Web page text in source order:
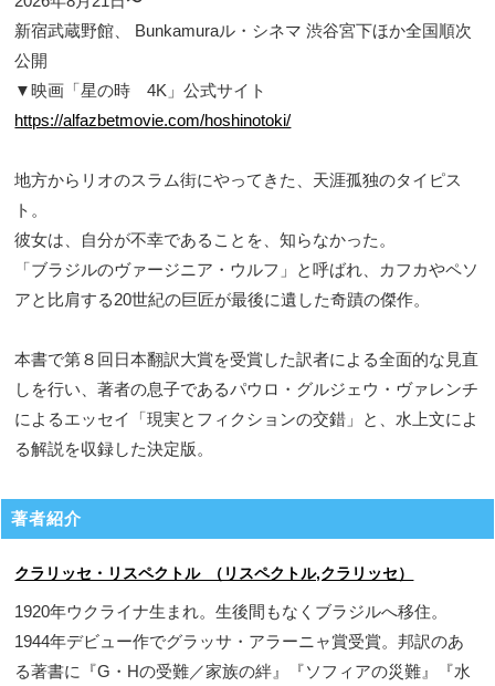
新宿武蔵野館、 Bunkamuraル・シネマ 渋⾕宮下ほか全国順次
公開
▼映画「星の時 4K」公式サイト
https://alfazbetmovie.com/hoshinotoki/
地方からリオのスラム街にやってきた、天涯孤独のタイピス
ト。
彼女は、自分が不幸であることを、知らなかった。
「ブラジルのヴァージニア・ウルフ」と呼ばれ、カフカやペソ
アと比肩する20世紀の巨匠が最後に遺した奇蹟の傑作。
本書で第８回日本翻訳大賞を受賞した訳者による全面的な見直
しを行い、著者の息子であるパウロ・グルジェウ・ヴァレンチ
によるエッセイ「現実とフィクションの交錯」と、水上文によ
る解説を収録した決定版。
著者紹介
クラリッセ・リスペクトル （リスペクトル,クラリッセ）
1920年ウクライナ生まれ。生後間もなくブラジルへ移住。
1944年デビュー作でグラッサ・アラーニャ賞受賞。邦訳のあ
る著書に『G・Hの受難／家族の絆』『ソフィアの災難』『水